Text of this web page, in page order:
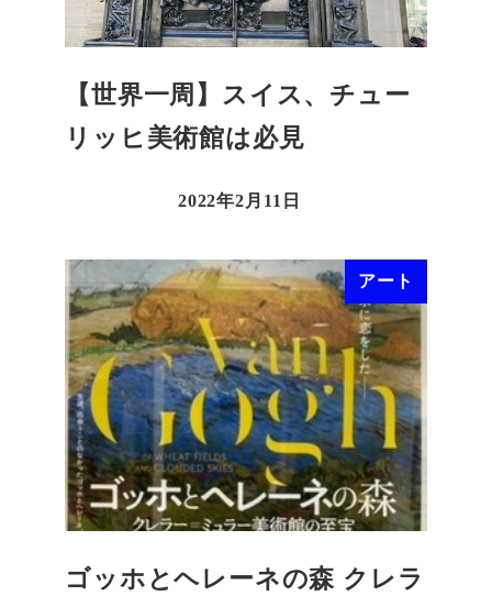
【世界一周】スイス、チュー
リッヒ美術館は必見
2022年2月11日
アート
ゴッホとヘレーネの森 クレラ